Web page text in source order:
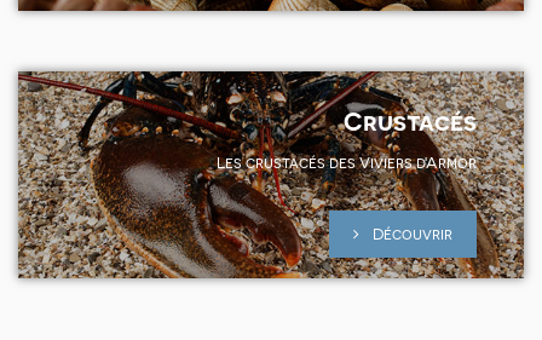
Crustacés
Les crustacés des Viviers d'Armor
Découvrir